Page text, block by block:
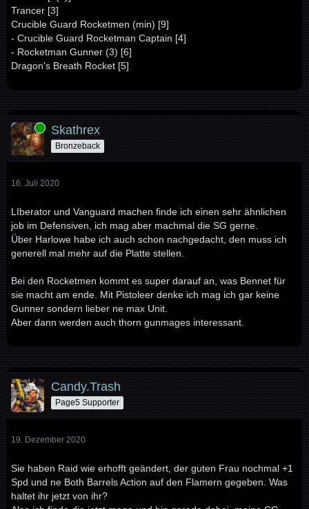
Trancer [3]
Crucible Guard Rocketmen (min) [9]
- Crucible Guard Rocketman Captain [4]
- Rocketman Gunner (3) [6]
Dragon's Breath Rocket [5]
Online Skathrex
Bronzeback
16. Juli 2020
LIberator und Vanguard machen finde ich einen sehr ähnlichen
job im Defensiven, ich mag aber machmal die SG gerne.
Über Harlowe habe ich auch schon nachgedacht, den muss ich
generell mal mehr auf die Platte stellen.
Bei den Rocketmen kommt es super darauf an, was Bennet für
sie macht am ende. Mit Pistoleer denke ich mag ich gar keine
Gunner sondern lieber ne max Unit.
Aber dann werden auch thorn gunmages interessant.
Candy.Trash
Page5 Supporter
19. Dezember 2020
Sie haben Raid wie erhofft geändert, der guten Frau nochmal +1
Spd und ne Both Barrels Action auf den Flamern gegeben. Was
haltet ihr jetzt von ihr?